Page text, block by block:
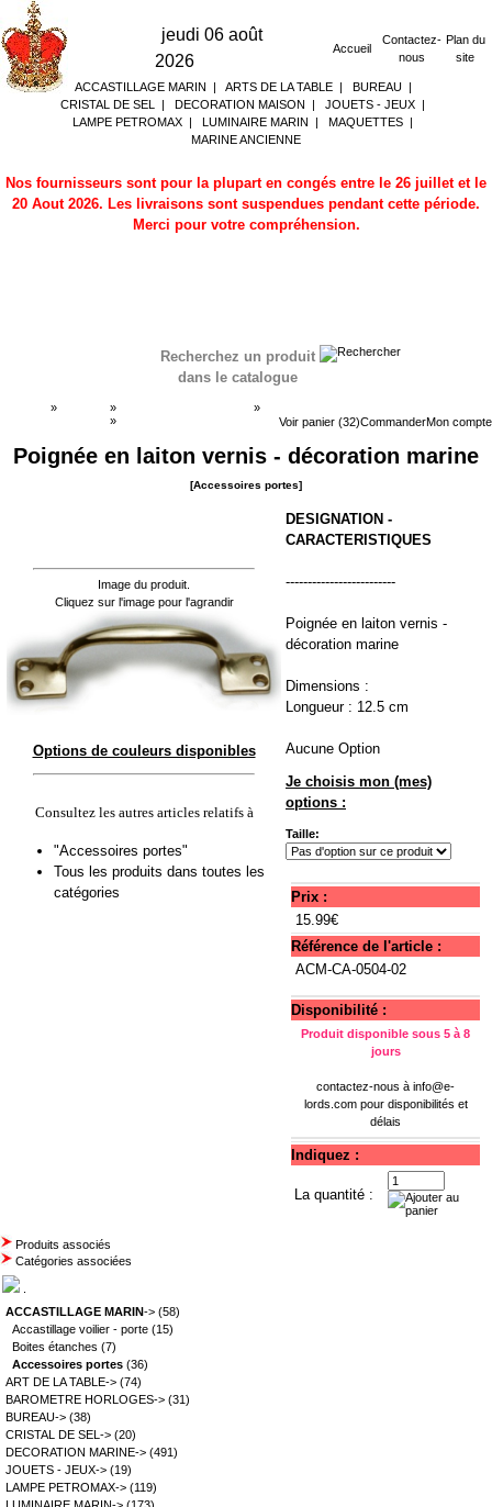
jeudi 06 août
2026
Accueil
Contactez-
nous
Plan du
site
ACCASTILLAGE MARIN | ARTS DE LA TABLE| BUREAU|
CRISTAL DE SEL
| DECORATION MAISON | JOUETS - JEUX |
LAMPE PETROMAX | LUMINAIRE MARIN | MAQUETTES |
MARINE ANCIENNE
Nos fournisseurs sont pour la plupart en congés entre le 26 juillet et le
20 Aout 2026. Les livraisons sont suspendues pendant cette période.
Merci pour votre compréhension.
Recherchez un produit
dans le catalogue
Voir panier (32)CommanderMon compte
» »
»
»
Poignée en laiton vernis - décoration marine
[Accessoires portes]
Image du produit.
Cliquez sur l'image pour l'agrandir
Options de couleurs disponibles
Consultez les autres articles relatifs à
"Accessoires portes"
Tous les produits dans toutes les
catégories
DESIGNATION -
CARACTERISTIQUES
-------------------------
Poignée en laiton vernis -
décoration marine
Dimensions :
Longueur : 12.5 cm
Aucune Option
Je choisis mon (mes)
options :
Taille:
Prix :
15.99€
Référence de l'article :
ACM-CA-0504-02
Disponibilité :
Produit disponible sous 5 à 8
jours
contactez-nous à info@e-
lords.compour disponibilités et
délais
Indiquez :
La quantité :
Produits associés
Catégories associées
ACCASTILLAGE MARIN-> (58)
Accastillage voilier - porte (15)
Boites étanches (7)
Accessoires portes (36)
ART DE LA TABLE-> (74)
BAROMETRE HORLOGES-> (31)
BUREAU-> (38)
CRISTAL DE SEL-> (20)
DECORATION MARINE-> (491)
JOUETS - JEUX-> (19)
LAMPE PETROMAX-> (119)